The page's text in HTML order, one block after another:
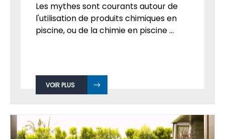
Les mythes sont courants autour de
l'utilisation de produits chimiques en
piscine, ou de la chimie en piscine ...
VOIR PLUS